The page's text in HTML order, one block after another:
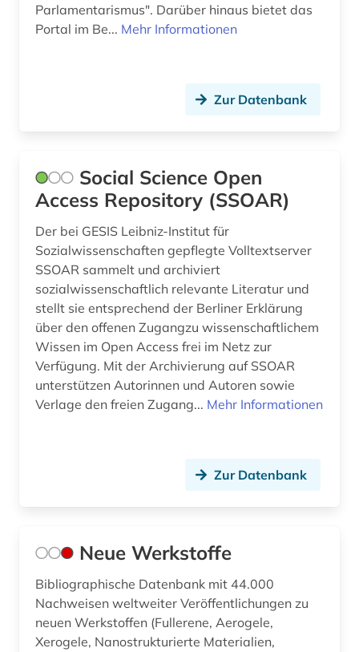
berufliche arbeit (1)
beschäftigung (1)
beschäftigungstherapie (1)
bestandsverzeichnis (1)
betreuungsrecht (1)
betrieb (1)
betriebsführung (3)
betriebsorganisation (2)
betriebswirtschaftslehre (14)
bewegungswissenschaft (1)
bibelausgabe (1)
bibelhandschrift (1)
Parlamentarismus". Darüber hinaus bietet das
Portal im Be... Mehr Informationen
Zur Datenbank
Social Science Open
Access Repository (SSOAR)
Der bei GESIS Leibniz-Institut für
Sozialwissenschaften gepflegte Volltextserver
SSOAR sammelt und archiviert
sozialwissenschaftlich relevante Literatur und
stellt sie entsprechend der Berliner Erklärung
über den offenen Zugangzu wissenschaftlichem
Wissen im Open Access frei im Netz zur
Verfügung. Mit der Archivierung auf SSOAR
unterstützen Autorinnen und Autoren sowie
Verlage den freien Zugang... Mehr Informationen
Zur Datenbank
Neue Werkstoffe
Bibliographische Datenbank mit 44.000
Nachweisen weltweiter Veröffentlichungen zu
neuen Werkstoffen (Fullerene, Aerogele,
Xerogele, Nanostrukturierte Materialien,